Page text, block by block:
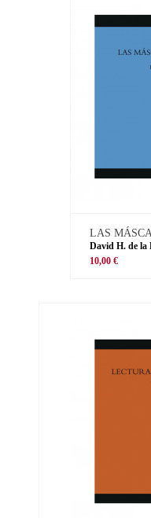
LAS
David H. de la
10,00 €